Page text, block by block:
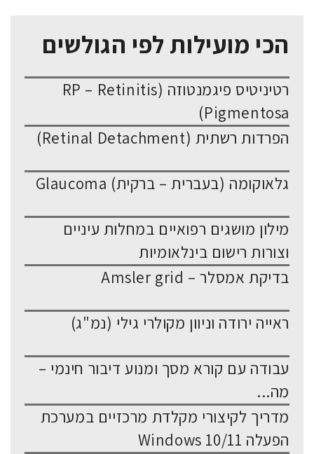
הכי מועילות לפי הגולשים
רטיניטיס פיגמנטוזה (RP – Retinitis
Pigmentosa)
הפרדות רשתית (Retinal Detachment)
גלאוקומה (בעברית – ברקית) Glaucoma
מילון מושגים רפואיים במחלות עיניים
וצורות רישום בינלאומיות
בדיקת אמסלר – Amsler grid
ראייה ירודה וניוון מקולרי גילי (נמ"ג)
עבודה עם קורא מסך ומנוע דיבור חינמי –
מה...
מדריך לקיצורי מקלדת מרכזיים במערכת
הפעלה Windows 10/11